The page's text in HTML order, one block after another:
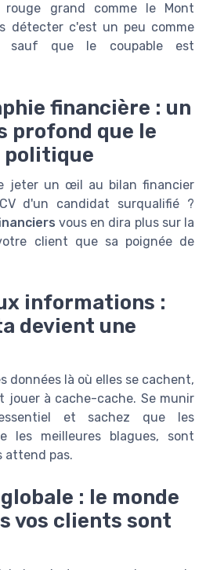
grand comme le Mont
détecter c'est un peu comme
sauf que le coupable est
financière : un
profond que le
politique
jeter un œil au bilan financier
d'un candidat surqualifié ?
vous en dira plus sur la
client que sa poignée de
informations :
devient une
données là où elles se cachent,
jouer à cache-cache. Se munir
et sachez que les
les meilleures blagues, sont
attend pas.
: le monde
vos clients sont